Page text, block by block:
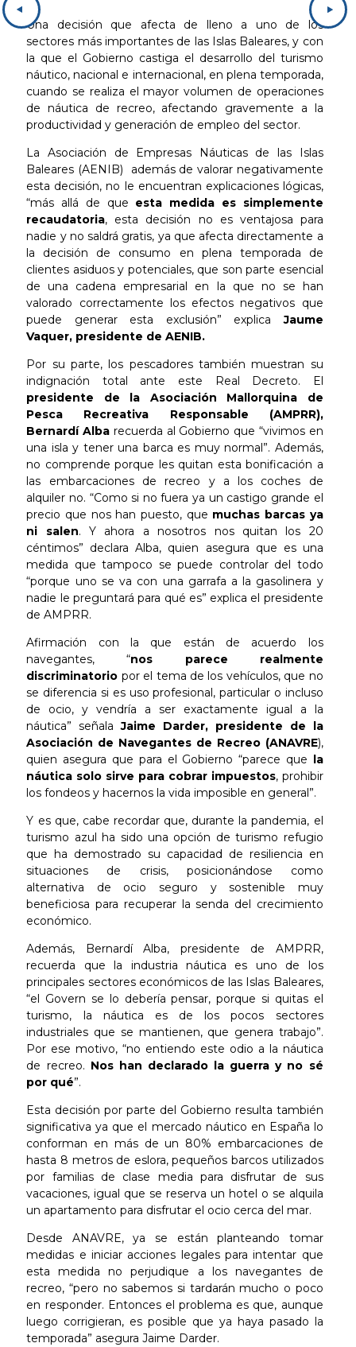
Una decisión que afecta de lleno a uno de los
sectores más importantes de las Islas Baleares, y con
la que el Gobierno castiga el desarrollo del turismo
náutico, nacional e internacional, en plena temporada,
cuando se realiza el mayor volumen de operaciones
de náutica de recreo, afectando gravemente a la
productividad y generación de empleo del sector.
La Asociación de Empresas Náuticas de las Islas
Baleares (AENIB) además de valorar negativamente
esta decisión, no le encuentran explicaciones lógicas,
“más allá de que esta medida es simplemente
recaudatoria, esta decisión no es ventajosa para
nadie y no saldrá gratis, ya que afecta directamente a
la decisión de consumo en plena temporada de
clientes asiduos y potenciales, que son parte esencial
de una cadena empresarial en la que no se han
valorado correctamente los efectos negativos que
puede generar esta exclusión” explicaJaume
Vaquer, presidente de AENIB.
Por su parte, los pescadores también muestran su
indignación total ante este Real Decreto. El
presidente de la Asociación Mallorquina de
Pesca Recreativa Responsable (AMPRR),
Bernardí Alba recuerda al Gobierno que “vivimos en
una isla y tener una barca es muy normal”. Además,
no comprende porque les quitan esta bonificación a
las embarcaciones de recreo y a los coches de
alquiler no. “Como si no fuera ya un castigo grande el
precio que nos han puesto, que muchas barcas ya
ni salen. Y ahora a nosotros nos quitan los 20
céntimos” declara Alba, quien asegura que es una
medida que tampoco se puede controlar del todo
“porque uno se va con una garrafa a la gasolinera y
nadie le preguntará para qué es” explica el presidente
de AMPRR.
Afirmación con la que están de acuerdo los
navegantes, “nos parece realmente
discriminatorio por el tema de los vehículos, que no
se diferencia si es uso profesional, particular o incluso
de ocio, y vendría a ser exactamente igual a la
náutica” señalaJaime Darder, presidente de la
Asociación de Navegantes de Recreo (ANAVRE),
quien asegura que para el Gobierno “parece que la
náutica solo sirve para cobrar impuestos, prohibir
los fondeos y hacernos la vida imposible en general”.
Y es que, cabe recordar que, durante la pandemia, el
turismo azul ha sido una opción de turismo refugio
que ha demostrado su capacidad de resiliencia en
situaciones de crisis, posicionándose como
alternativa de ocio seguro y sostenible muy
beneficiosa para recuperar la senda del crecimiento
económico.
Además, Bernardí Alba, presidente de AMPRR,
recuerda que la industria náutica es uno de los
principales sectores económicos de las Islas Baleares,
“el Govern se lo debería pensar, porque si quitas el
turismo, la náutica es de los pocos sectores
industriales que se mantienen, que genera trabajo”.
Por ese motivo, “no entiendo este odio a la náutica
de recreo. Nos han declarado la guerra y no sé
por qué”.
Esta decisión por parte del Gobierno resulta también
significativa ya que el mercado náutico en España lo
conforman en más de un 80% embarcaciones de
hasta 8 metros de eslora, pequeños barcos utilizados
por familias de clase media para disfrutar de sus
vacaciones, igual que se reserva un hotel o se alquila
un apartamento para disfrutar el ocio cerca del mar.
Desde ANAVRE, ya se están planteando tomar
medidas e iniciar acciones legales para intentar que
esta medida no perjudique a los navegantes de
recreo, “pero no sabemos si tardarán mucho o poco
en responder. Entonces el problema es que, aunque
luego corrigieran, es posible que ya haya pasado la
temporada” asegura Jaime Darder.